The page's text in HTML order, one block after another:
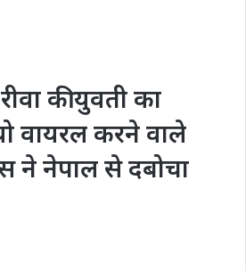
की युवती का
वायरल करने वाले
ने नेपाल से दबोचा